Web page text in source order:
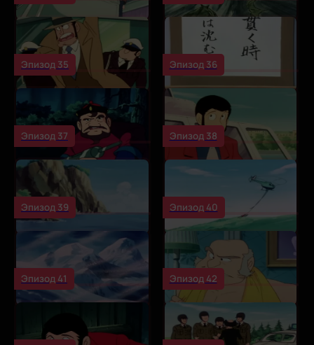
Эпизод 35 Эпизод 36
Эпизод 37 Эпизод 38
Эпизод 39 Эпизод 40
Эпизод 41 Эпизод 42